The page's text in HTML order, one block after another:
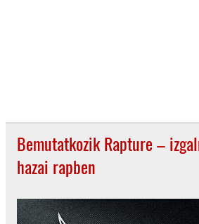
Bemutatkozik Rapture –
hazai rapben